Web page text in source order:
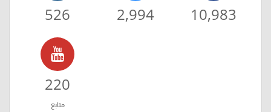
10,983
2,994
526
220
متابع